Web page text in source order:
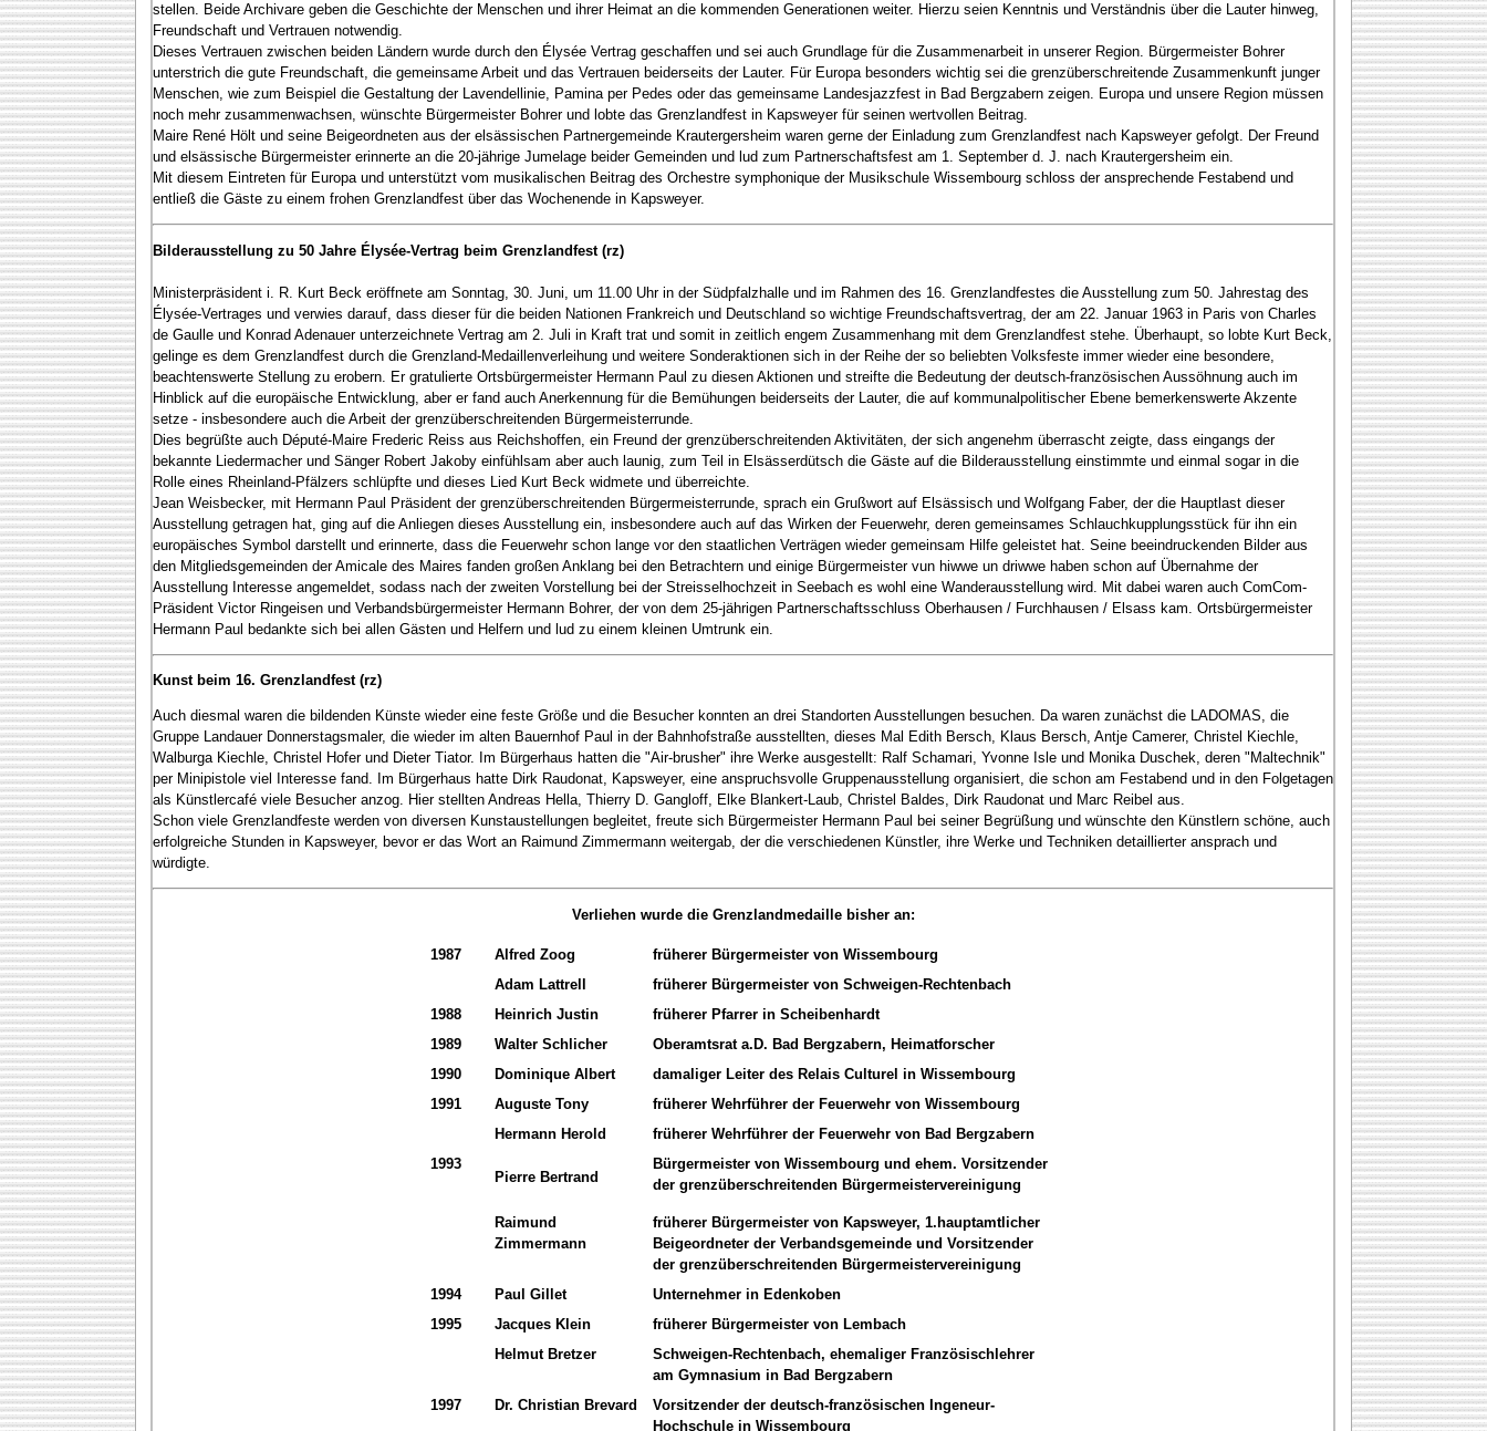
stellen. Beide Archivare geben die Geschichte der Menschen und ihrer Heimat an die kommenden Generationen weiter. Hierzu seien Kenntnis und Verständnis über die Lauter hinweg,
Freundschaft und Vertrauen notwendig.
Dieses Vertrauen zwischen beiden Ländern wurde durch den Élysée Vertrag geschaffen und sei auch Grundlage für die Zusammenarbeit in unserer Region. Bürgermeister Bohrer
unterstrich die gute Freundschaft, die gemeinsame Arbeit und das Vertrauen beiderseits der Lauter. Für Europa besonders wichtig sei die grenzüberschreitende Zusammenkunft junger
Menschen, wie zum Beispiel die Gestaltung der Lavendellinie, Pamina per Pedes oder das gemeinsame Landesjazzfest in Bad Bergzabern zeigen. Europa und unsere Region müssen
noch mehr zusammenwachsen, wünschte Bürgermeister Bohrer und lobte das Grenzlandfest in Kapsweyer für seinen wertvollen Beitrag.
Maire René Hölt und seine Beigeordneten aus der elsässischen Partnergemeinde Krautergersheim waren gerne der Einladung zum Grenzlandfest nach Kapsweyer gefolgt. Der Freund
und elsässische Bürgermeister erinnerte an die 20-jährige Jumelage beider Gemeinden und lud zum Partnerschaftsfest am 1. September d. J. nach Krautergersheim ein.
Mit diesem Eintreten für Europa und unterstützt vom musikalischen Beitrag des Orchestre symphonique der Musikschule Wissembourg schloss der ansprechende Festabend und
entließ die Gäste zu einem frohen Grenzlandfest über das Wochenende in Kapsweyer.
Bilderausstellung zu 50 Jahre Élysée-Vertrag beim Grenzlandfest (rz)
Ministerpräsident i. R. Kurt Beck eröffnete am Sonntag, 30. Juni, um 11.00 Uhr in der Südpfalzhalle und im Rahmen des 16. Grenzlandfestes die Ausstellung zum 50. Jahrestag des
Élysée-Vertrages und verwies darauf, dass dieser für die beiden Nationen Frankreich und Deutschland so wichtige Freundschaftsvertrag, der am 22. Januar 1963 in Paris von Charles
de Gaulle und Konrad Adenauer unterzeichnete Vertrag am 2. Juli in Kraft trat und somit in zeitlich engem Zusammenhang mit dem Grenzlandfest stehe. Überhaupt, so lobte Kurt Beck,
gelinge es dem Grenzlandfest durch die Grenzland-Medaillenverleihung und weitere Sonderaktionen sich in der Reihe der so beliebten Volksfeste immer wieder eine besondere,
beachtenswerte Stellung zu erobern. Er gratulierte Ortsbürgermeister Hermann Paul zu diesen Aktionen und streifte die Bedeutung der deutsch-französischen Aussöhnung auch im
Hinblick auf die europäische Entwicklung, aber er fand auch Anerkennung für die Bemühungen beiderseits der Lauter, die auf kommunalpolitischer Ebene bemerkenswerte Akzente
setze - insbesondere auch die Arbeit der grenzüberschreitenden Bürgermeisterrunde.
Dies begrüßte auch Député-Maire Frederic Reiss aus Reichshoffen, ein Freund der grenzüberschreitenden Aktivitäten, der sich angenehm überrascht zeigte, dass eingangs der
bekannte Liedermacher und Sänger Robert Jakoby einfühlsam aber auch launig, zum Teil in Elsässerdütsch die Gäste auf die Bilderausstellung einstimmte und einmal sogar in die
Rolle eines Rheinland-Pfälzers schlüpfte und dieses Lied Kurt Beck widmete und überreichte.
Jean Weisbecker, mit Hermann Paul Präsident der grenzüberschreitenden Bürgermeisterrunde, sprach ein Grußwort auf Elsässisch und Wolfgang Faber, der die Hauptlast dieser
Ausstellung getragen hat, ging auf die Anliegen dieses Ausstellung ein, insbesondere auch auf das Wirken der Feuerwehr, deren gemeinsames Schlauchkupplungsstück für ihn ein
europäisches Symbol darstellt und erinnerte, dass die Feuerwehr schon lange vor den staatlichen Verträgen wieder gemeinsam Hilfe geleistet hat. Seine beeindruckenden Bilder aus
den Mitgliedsgemeinden der Amicale des Maires fanden großen Anklang bei den Betrachtern und einige Bürgermeister vun hiwwe un driwwe haben schon auf Übernahme der
Ausstellung Interesse angemeldet, sodass nach der zweiten Vorstellung bei der Streisselhochzeit in Seebach es wohl eine Wanderausstellung wird. Mit dabei waren auch ComCom-
Präsident Victor Ringeisen und Verbandsbürgermeister Hermann Bohrer, der von dem 25-jährigen Partnerschaftsschluss Oberhausen / Furchhausen / Elsass kam. Ortsbürgermeister
Hermann Paul bedankte sich bei allen Gästen und Helfern und lud zu einem kleinen Umtrunk ein.
Kunst beim 16. Grenzlandfest (rz)
Auch diesmal waren die bildenden Künste wieder eine feste Größe und die Besucher konnten an drei Standorten Ausstellungen besuchen. Da waren zunächst die LADOMAS, die
Gruppe Landauer Donnerstagsmaler, die wieder im alten Bauernhof Paul in der Bahnhofstraße ausstellten, dieses Mal Edith Bersch, Klaus Bersch, Antje Camerer, Christel Kiechle,
Walburga Kiechle, Christel Hofer und Dieter Tiator. Im Bürgerhaus hatten die "Air-brusher" ihre Werke ausgestellt: Ralf Schamari, Yvonne Isle und Monika Duschek, deren "Maltechnik"
per Minipistole viel Interesse fand. Im Bürgerhaus hatte Dirk Raudonat, Kapsweyer, eine anspruchsvolle Gruppenausstellung organisiert, die schon am Festabend und in den Folgetagen
als Künstlercafé viele Besucher anzog. Hier stellten Andreas Hella, Thierry D. Gangloff, Elke Blankert-Laub, Christel Baldes, Dirk Raudonat und Marc Reibel aus.
Schon viele Grenzlandfeste werden von diversen Kunstaustellungen begleitet, freute sich Bürgermeister Hermann Paul bei seiner Begrüßung und wünschte den Künstlern schöne, auch
erfolgreiche Stunden in Kapsweyer, bevor er das Wort an Raimund Zimmermann weitergab, der die verschiedenen Künstler, ihre Werke und Techniken detaillierter ansprach und
würdigte.
Verliehen wurde die Grenzlandmedaille bisher an:
1987 Alfred Zoog
früherer Bürgermeister von Wissembourg
Adam Lattrell
früherer Bürgermeister von Schweigen-Rechtenbach
1988
Heinrich Justin
früherer Pfarrer in Scheibenhardt
1989
Walter Schlicher
Oberamtsrat a.D. Bad Bergzabern, Heimatforscher
1990
Dominique Albert
damaliger Leiter des Relais Culturel in Wissembourg
1991
Auguste Tony
früherer Wehrführer der Feuerwehr von Wissembourg
Hermann Herold
früherer Wehrführer der Feuerwehr von Bad Bergzabern
1993
Pierre Bertrand
Bürgermeister von Wissembourg und ehem. Vorsitzender
der grenzüberschreitenden Bürgermeistervereinigung
Raimund
Zimmermann
früherer Bürgermeister von Kapsweyer, 1.hauptamtlicher
Beigeordneter der Verbandsgemeinde und Vorsitzender
der grenzüberschreitenden Bürgermeistervereinigung
1994
Paul Gillet
Unternehmer in Edenkoben
1995
Jacques Klein
früherer Bürgermeister von Lembach
Helmut Bretzer
Schweigen-Rechtenbach, ehemaliger Französischlehrer
am Gymnasium in Bad Bergzabern
1997
Dr. Christian Brevard
Vorsitzender der deutsch-französischen Ingeneur-
Hochschule in Wissembourg